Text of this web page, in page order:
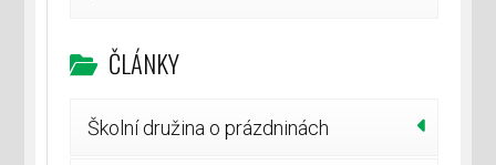
ČLÁNKY
Školní družina o prázdninách